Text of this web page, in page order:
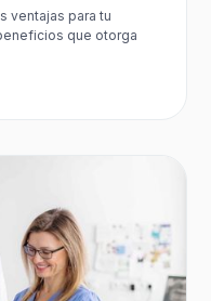
ventajas para tu
que otorga